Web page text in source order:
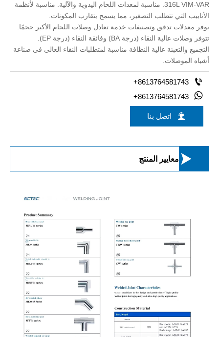
316L VIM-VAR. مناسبة لمعدات اللحام اليدوية والآلية. مناسبة لأنظمة
الأنابيب التي تتطلب التصغير، مما يسمح بتقارب المكونات.
يوفر معدلات تدفق وتصنيفات خدمة تعادل وصلات اللحام الأكبر حجمًا.
تتوفر وصلات عالية النقاء (درجة BA) وفائقة النقاء (درجة EP).
التجميع والتعبئة عالية النظافة مناسبة لمتطلبات النقاء العالي في صناعة
أشباه الموصلات.

+8613764581743

+8613764581743
 اتصل بنا
 معايير المنتج